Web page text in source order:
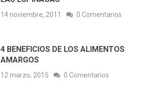
14 noviembre, 2011 0 Comentarios
4 BENEFICIOS DE LOS ALIMENTOS
AMARGOS
12 marzo, 2015 0 Comentarios